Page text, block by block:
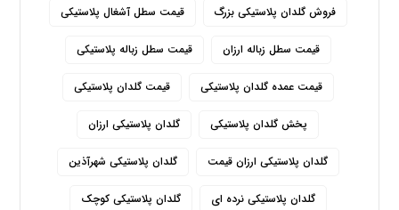
فروش گلدان پلاستیکی بزرگ قیمت سطل آشغال پلاستیکی
قیمت سطل زباله ارزان قیمت سطل زباله پلاستیکی
قیمت عمده گلدان پلاستیکی قیمت گلدان پلاستیکی
پخش گلدان پلاستیکی گلدان پلاستیکی ارزان
گلدان پلاستیکی ارزان قیمت گلدان پلاستیکی شهرآذین
گلدان پلاستیکی نرده ای گلدان پلاستیکی کوچک